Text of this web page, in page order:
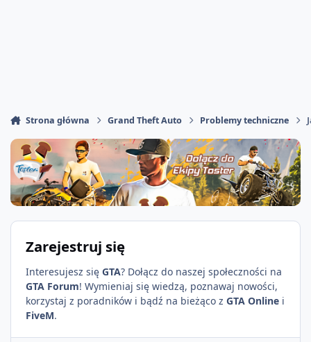
Strona główna Grand Theft Auto Problemy techniczne
Zarejestruj się
Interesujesz się GTA? Dołącz do naszej społeczności na
GTA Forum! Wymieniaj się wiedzą, poznawaj nowości,
korzystaj z poradników i bądź na bieżąco z GTA Online i
FiveM.